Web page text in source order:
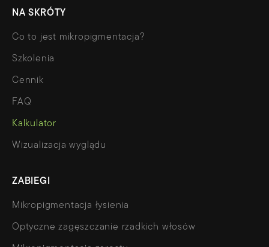
NA SKRÓTY
Co to jest mikropigmentacja?
Szkolenia
Cennik
FAQ
Kalkulator
Wizualizacja wyglądu
ZABIEGI
Mikropigmentacja łysienia
Optyczne zagęszczanie rzadkich włosów